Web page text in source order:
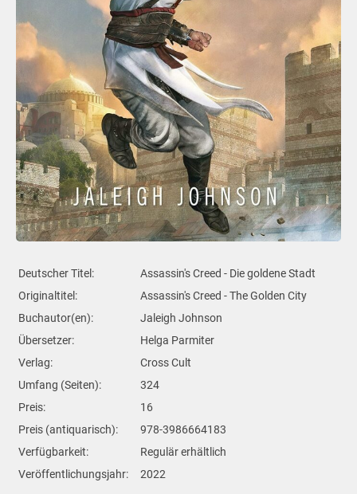
Deutscher Titel:
Assassin's Creed - Die goldene Stadt
Originaltitel:
Assassin's Creed - The Golden City
Buchautor(en):
Jaleigh Johnson
Übersetzer:
Helga Parmiter
Verlag:
Cross Cult
Umfang (Seiten):
324
Preis:
16
Preis (antiquarisch):
978-3986664183
Verfügbarkeit:
Regulär erhältlich
Veröffentlichungsjahr:
2022